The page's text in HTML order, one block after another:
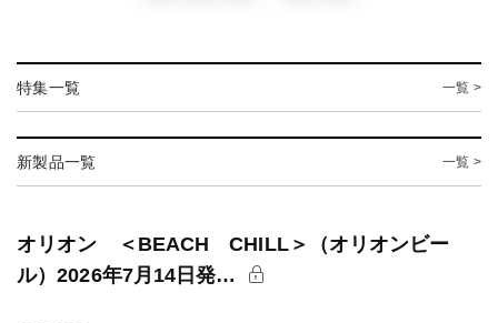
特集一覧 一覧 >
新製品一覧 一覧 >
オリオン ＜BEACH CHILL＞（オリオンビー
ル）2026年7月14日発…